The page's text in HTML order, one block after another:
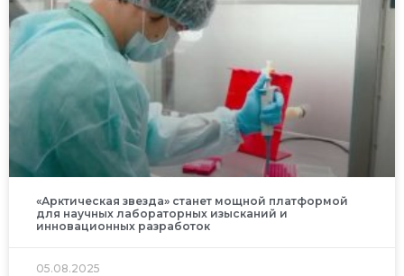
«Арктическая звезда» станет мощной платформой
для научных лабораторных изысканий и
инновационных разработок
05.08.2025